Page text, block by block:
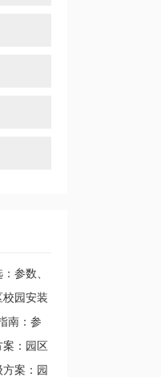
参数、
园安装
南：参
案：园区
案：园